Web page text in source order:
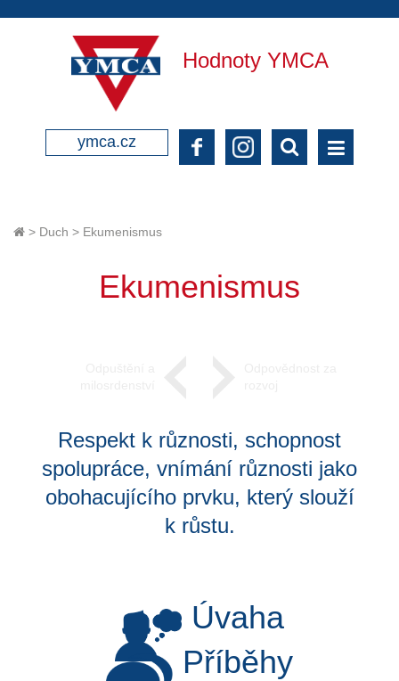
Hodnoty YMCA
ymca.cz
> Duch > Ekumenismus
Ekumenismus
Respekt k různosti, schopnost
spolupráce, vnímání různosti jako
obohacujícího prvku, který slouží
k růstu.
Úvaha
Příběhy